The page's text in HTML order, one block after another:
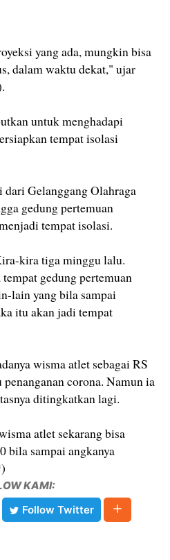
yang ada, mungkin bisa
dalam waktu dekat," ujar
untuk menghadapi
tempat isolasi
dari Gelanggang Olahraga
gedung pertemuan
tempat isolasi.
kira tiga minggu lalu.
gedung pertemuan
lain yang bila sampai
itu akan jadi tempat
wisma atlet sebagai RS
corona. Namun ia
ditingkatkan lagi.
atlet sekarang bisa
bila sampai angkanya
KAMI:
Follow Twitter